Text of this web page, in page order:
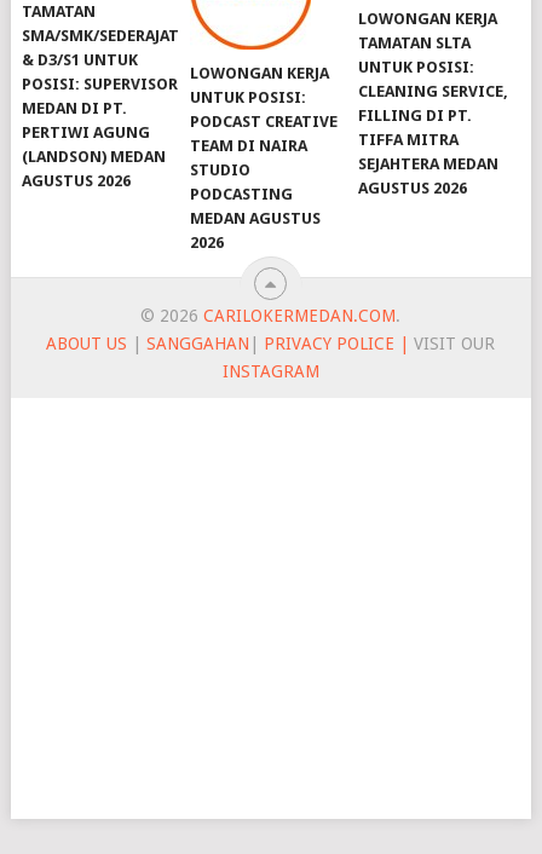
TAMATAN
SMA/SMK/SEDERAJAT
& D3/S1 UNTUK
POSISI: SUPERVISOR
MEDAN DI PT.
PERTIWI AGUNG
(LANDSON) MEDAN
AGUSTUS 2026
LOWONGAN KERJA
UNTUK POSISI:
PODCAST CREATIVE
TEAM DI NAIRA
STUDIO
PODCASTING
MEDAN AGUSTUS
2026
LOWONGAN KERJA
TAMATAN SLTA
UNTUK POSISI:
CLEANING SERVICE,
FILLING DI PT.
TIFFA MITRA
SEJAHTERA MEDAN
AGUSTUS 2026
© 2026CARILOKERMEDAN.COM.
ABOUT US |SANGGAHAN | PRIVACY POLICE | VISIT OUR
INSTAGRAM